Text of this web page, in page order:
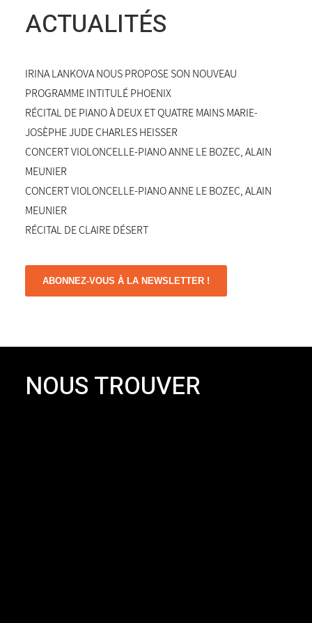
ACTUALITÉS
IRINA LANKOVA NOUS PROPOSE SON NOUVEAU
PROGRAMME INTITULÉ PHOENIX
RÉCITAL DE PIANO À DEUX ET QUATRE MAINS MARIE-
JOSÈPHE JUDE CHARLES HEISSER
CONCERT VIOLONCELLE-PIANO ANNE LE BOZEC, ALAIN
MEUNIER
CONCERT VIOLONCELLE-PIANO ANNE LE BOZEC, ALAIN
MEUNIER
RÉCITAL DE CLAIRE DÉSERT
ABONNEZ-VOUS À LA NEWSLETTER !
NOUS TROUVER